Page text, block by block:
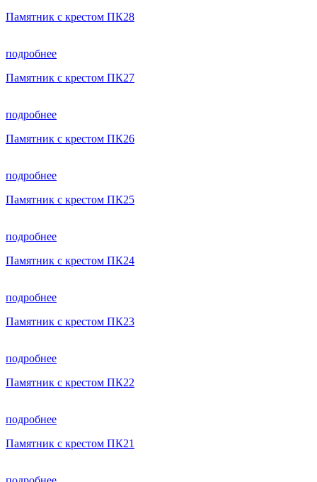
Памятник с крестом ПК28
подробнее
Памятник с крестом ПК27
подробнее
Памятник с крестом ПК26
подробнее
Памятник с крестом ПК25
подробнее
Памятник с крестом ПК24
подробнее
Памятник с крестом ПК23
подробнее
Памятник с крестом ПК22
подробнее
Памятник с крестом ПК21